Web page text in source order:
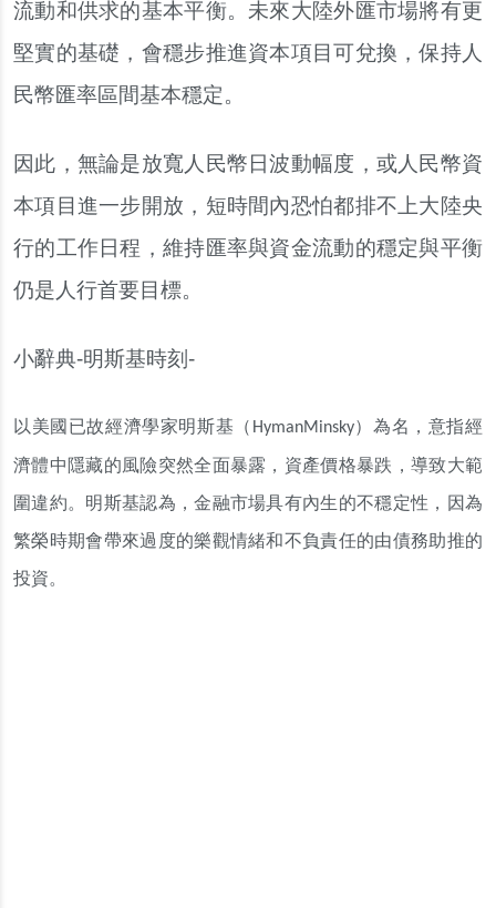
流動和供求的基本平衡。未來大陸外匯市場將有更
堅實的基礎，會穩步推進資本項目可兌換，保持人
民幣匯率區間基本穩定。
因此，無論是放寬人民幣日波動幅度，或人民幣資
本項目進一步開放，短時間內恐怕都排不上大陸央
行的工作日程，維持匯率與資金流動的穩定與平衡
仍是人行首要目標。
小辭典-明斯基時刻-
以美國已故經濟學家明斯基（ HymanMinsky）為名，意指經
濟體中隱藏的風險突然全面暴露，資產價格暴跌，導致大範
圍違約。明斯基認為，金融市場具有內生的不穩定性，因為
繁榮時期會帶來過度的樂觀情緒和不負責任的由債務助推的
投資。